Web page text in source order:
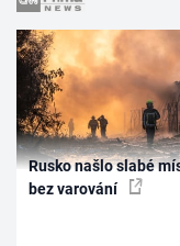
Rusko našlo slabé
bez varování